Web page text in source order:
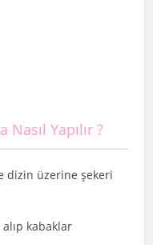
Yapılır ?
dizin üzerine şekeri
kabaklar